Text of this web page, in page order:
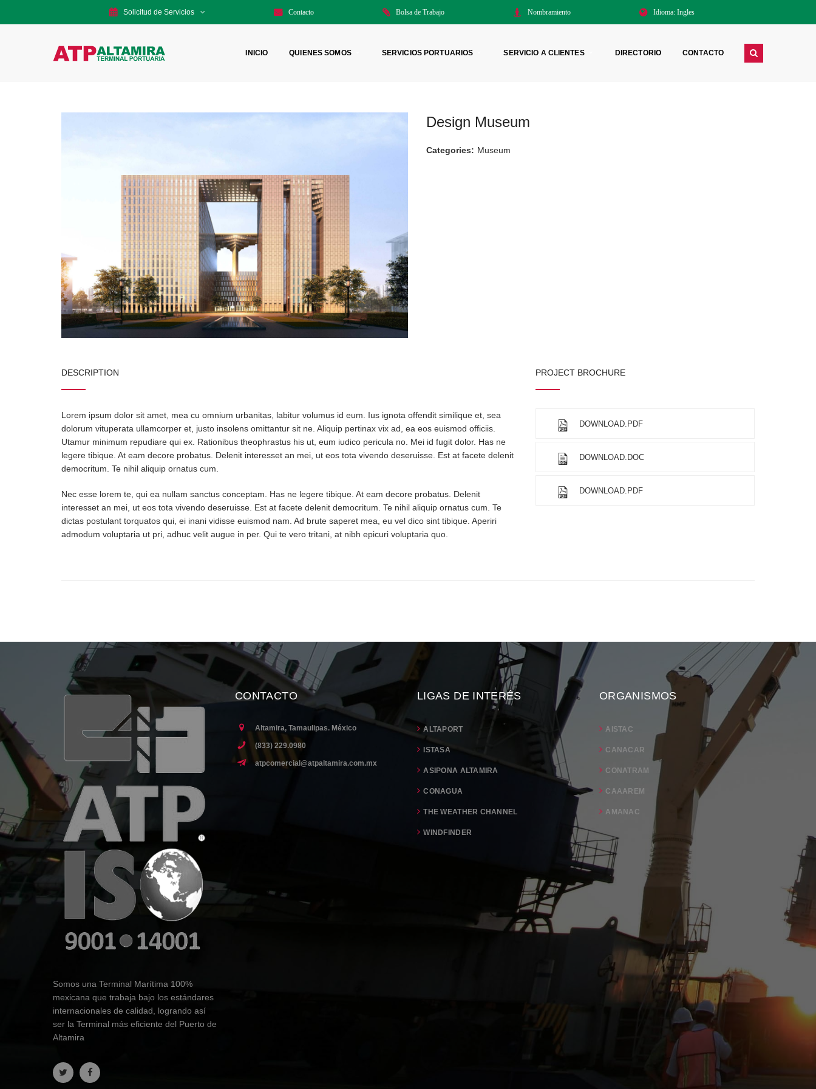
Solicitud de Servicios Contacto Bolsa de Trabajo Nombramiento Idioma: Ingles
INICIO QUIENES SOMOS SERVICIOS PORTUARIOS SERVICIO A CLIENTES DIRECTORIO CONTACTO
Design Museum
Categories: Museum
DESCRIPTION
Lorem ipsum dolor sit amet, mea cu omnium urbanitas, labitur volumus id eum. Ius ignota offendit similique et, sea
dolorum vituperata ullamcorper et, justo insolens omittantur sit ne. Aliquip pertinax vix ad, ea eos euismod officiis.
Utamur minimum repudiare qui ex. Rationibus theophrastus his ut, eum iudico pericula no. Mei id fugit dolor. Has ne
legere tibique. At eam decore probatus. Delenit interesset an mei, ut eos tota vivendo deseruisse. Est at facete delenit
democritum. Te nihil aliquip ornatus cum.
Nec esse lorem te, qui ea nullam sanctus conceptam. Has ne legere tibique. At eam decore probatus. Delenit
interesset an mei, ut eos tota vivendo deseruisse. Est at facete delenit democritum. Te nihil aliquip ornatus cum. Te
dictas postulant torquatos qui, ei inani vidisse euismod nam. Ad brute saperet mea, eu vel dico sint tibique. Aperiri
admodum voluptaria ut pri, adhuc velit augue in per. Qui te vero tritani, at nibh epicuri voluptaria quo.
PROJECT BROCHURE
DOWNLOAD.PDF
DOWNLOAD.DOC
DOWNLOAD.PDF
Somos una Terminal Marítima 100%
mexicana que trabaja bajo los estándares
internacionales de calidad, logrando así
ser la Terminal más eficiente del Puerto de
Altamira
CONTACTO
Altamira, Tamaulipas. México
(833) 229.0980
atpcomercial@atpaltamira.com.mx
LIGAS DE INTERÉS
ALTAPORT
ISTASA
ASIPONA ALTAMIRA
CONAGUA
THE WEATHER CHANNEL
WINDFINDER
ORGANISMOS
AISTAC
CANACAR
CONATRAM
CAAAREM
AMANAC